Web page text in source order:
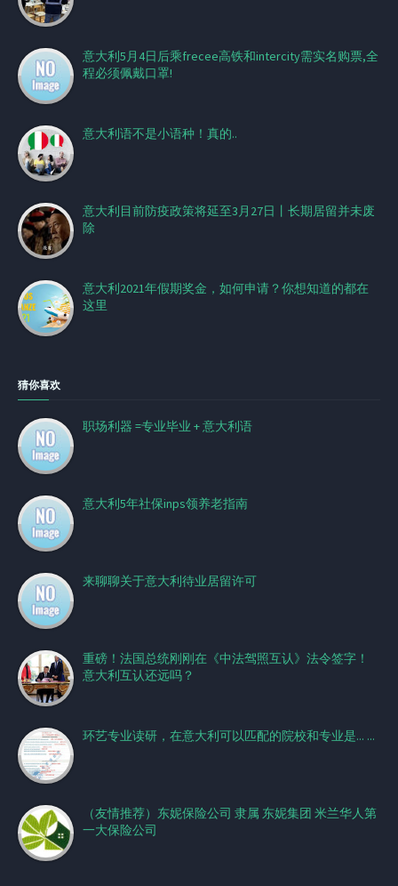
意大利5月4日后乘frecee高铁和intercity需实名购票,全
程必须佩戴口罩!
意大利语不是小语种！真的..
意大利目前防疫政策将延至3月27日丨长期居留并未废
除
意大利2021年假期奖金，如何申请？你想知道的都在
这里
猜你喜欢
职场利器 =专业毕业 + 意大利语
意大利5年社保inps领养老指南
来聊聊关于意大利待业居留许可
重磅！法国总统刚刚在《中法驾照互认》法令签字！
意大利互认还远吗？
环艺专业读研，在意大利可以匹配的院校和专业是... ...
（友情推荐）东妮保险公司 隶属 东妮集团 米兰华人第
一大保险公司